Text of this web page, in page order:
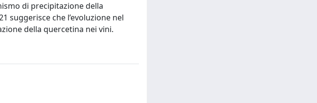
di precipitazione della
suggerisce che l’evoluzione nel
della quercetina nei vini.